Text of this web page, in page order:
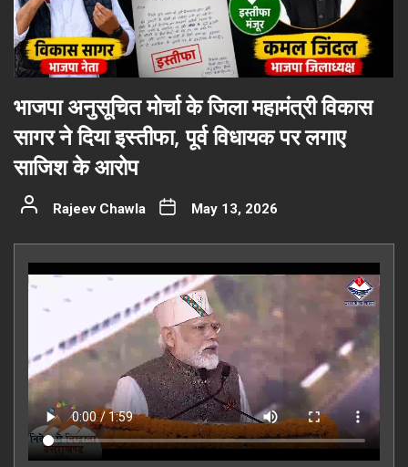
भाजपा अनुसूचित मोर्चा के जिला महामंत्री विकास
सागर ने दिया इस्तीफा, पूर्व विधायक पर लगाए
साजिश के आरोप
Rajeev Chawla May 13, 2026